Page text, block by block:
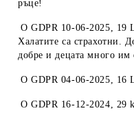
ръце!
OGDPR 10-06-2025, 19
Халатите са страхотни.
добре и децата много им
OGDPR 04-06-2025, 16
OGDPR 16-12-2024, 29